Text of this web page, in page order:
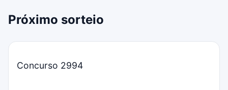
Próximo sorteio
Concurso 2994